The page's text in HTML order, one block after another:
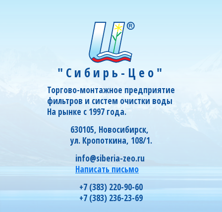
"Сибирь-Цео"
Торгово-монтажное предприятие
фильтров и систем очистки воды
На рынке с 1997 года.
630105, Новосибирск,
ул. Кропоткина, 108/1.
info@siberia-zeo.ru
Написать письмо
+7 (383) 220-90-60
+7 (383) 236-23-69